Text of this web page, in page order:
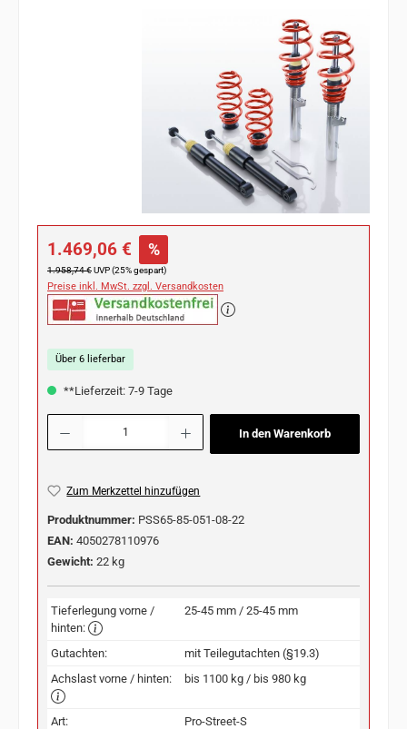
Verkaufspreis:
1.469,06 € %
Regulärer Preis:
1.958,74 €UVP (25% gespart)
Preise inkl. MwSt. zzgl. Versandkosten
Über 6 lieferbar
**Lieferzeit: 7-9 Tage
Produkt Anzahl: Gib den gewünschten Wert ein oder benutze die Schaltflächen
In den Warenkorb
Zum Merkzettel hinzufügen
Produktnummer: PSS65-85-051-08-22
EAN: 4050278110976
Gewicht: 22 kg
Tieferlegung vorne /
hinten:
25-45 mm / 25-45 mm
Gutachten:
mit Teilegutachten (§19.3)
Achslast vorne / hinten:
bis 1100 kg / bis 980 kg
Art:
Pro-Street-S